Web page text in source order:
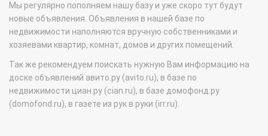
Мы регулярно пополняем нашу базу и уже скоро тут будут
новые объявления. Объявления в нашей базе по
недвижимости наполняются вручную собственниками и
хозяевами квартир, комнат, домов и других помещений.
Так же рекомендуем поискать нужную Вам информацию на
доске объявлений авито.ру (avito.ru), в базе по
недвижимости циан.ру (cian.ru), в базе домофонд.ру
(domofond.ru), в газете из рук в руки (irr.ru).